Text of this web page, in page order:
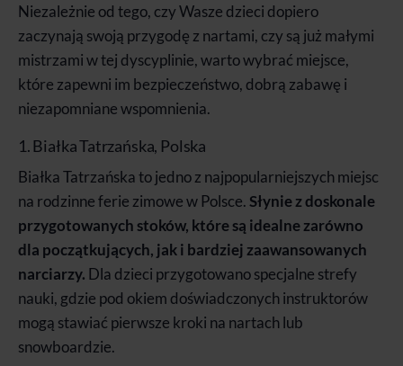
Niezależnie od tego, czy Wasze dzieci dopiero
zaczynają swoją przygodę z nartami, czy są już małymi
mistrzami w tej dyscyplinie, warto wybrać miejsce,
które zapewni im bezpieczeństwo, dobrą zabawę i
niezapomniane wspomnienia.
1. Białka Tatrzańska, Polska
Białka Tatrzańska to jedno z najpopularniejszych miejsc
na rodzinne ferie zimowe w Polsce.Słynie z doskonale
przygotowanych stoków, które są idealne zarówno
dla początkujących, jak i bardziej zaawansowanych
narciarzy. Dla dzieci przygotowano specjalne strefy
nauki, gdzie pod okiem doświadczonych instruktorów
mogą stawiać pierwsze kroki na nartach lub
snowboardzie.